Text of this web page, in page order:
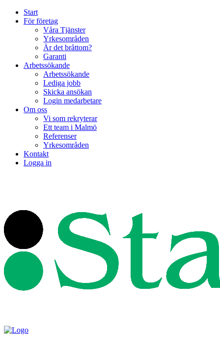
Start
För företag
Våra Tjänster
Yrkesområden
Är det bråttom?
Garanti
Arbetssökande
Arbetssökande
Lediga jobb
Skicka ansökan
Login medarbetare
Om oss
Vi som rekryterar
Ett team i Malmö
Referenser
Yrkesområden
Kontakt
Logga in